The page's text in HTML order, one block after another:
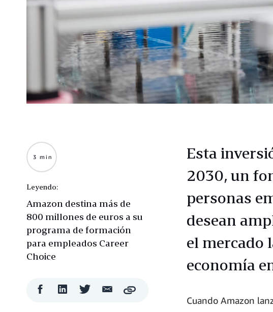
Esta
2030, un
personas
desean
el mercado
economía
Cuando Amazon
3 min
Leyendo:
Amazon destina más de
800 millones de euros a su
programa de formación
para empleados Career
Choice
CompartirCompartirCompartirCompartir
Copy